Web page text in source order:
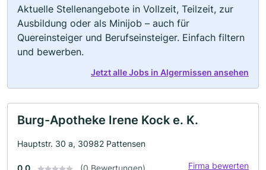
Aktuelle Stellenangebote in Vollzeit, Teilzeit, zur
Ausbildung oder als Minijob – auch für
Quereinsteiger und Berufseinsteiger. Einfach filtern
und bewerben.
Jetzt alle Jobs in Algermissen ansehen
Burg-Apotheke Irene Kock e. K.
Hauptstr. 30 a, 30982 Pattensen
0.0 (0 Bewertungen) Firma bewerten